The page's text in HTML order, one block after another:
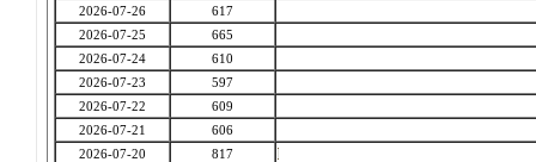
2026-07-26
617
2026-07-25
665
2026-07-24
610
2026-07-23
597
2026-07-22
609
2026-07-21
606
2026-07-20
817